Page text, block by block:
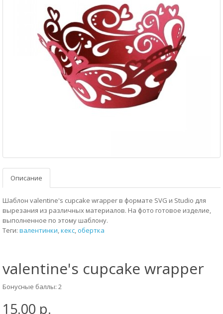
Описание
Шаблон valentine's cupcake wrapper в формате SVG и Studio для
вырезания из различных материалов. На фото готовое изделие,
выполненное по этому шаблону.
Теги: валентинки,кекс,обертка
valentine's cupcake wrapper
Бонусные баллы: 2
15.00 р.